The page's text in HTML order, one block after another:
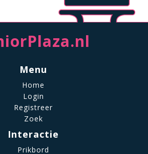
Menu
Home
Login
Registreer
Zoek
Interactie
Prikbord